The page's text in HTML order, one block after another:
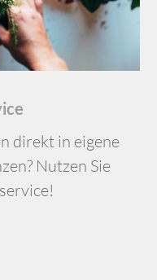
direkt in eigene
Nutzen Sie